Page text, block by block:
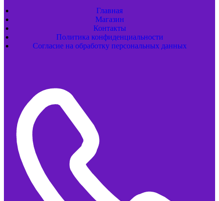
Главная
Магазин
Контакты
Политика конфиденциальности
Согласие на обработку персональных данных